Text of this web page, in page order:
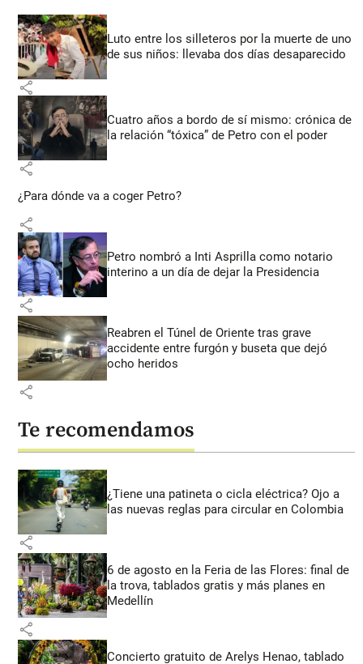
Luto entre los silleteros por la muerte de uno
de sus niños: llevaba dos días desaparecido
share
Cuatro años a bordo de sí mismo: crónica de
la relación “tóxica” de Petro con el poder
share
¿Para dónde va a coger Petro?
share
Petro nombró a Inti Asprilla como notario
interino a un día de dejar la Presidencia
share
Reabren el Túnel de Oriente tras grave
accidente entre furgón y buseta que dejó
ocho heridos
share
Te recomendamos
¿Tiene una patineta o cicla eléctrica? Ojo a
las nuevas reglas para circular en Colombia
share
6 de agosto en la Feria de las Flores: final de
la trova, tablados gratis y más planes en
Medellín
share
Concierto gratuito de Arelys Henao, tablado